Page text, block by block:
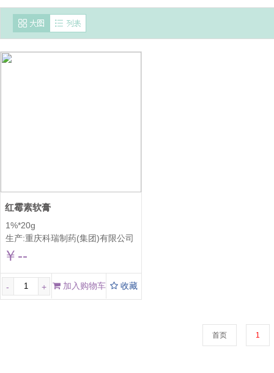
AstraZeneca Pty Ltd
红霉素软膏
1%*20g
生产:重庆科瑞制药(集团)有限公司
￥--
- + 加入购物车 收藏
首页 1